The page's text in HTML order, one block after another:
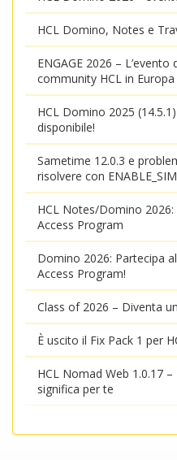
HCL Domino, Notes e
ENGAGE 2026 –
community HCL in Europa
HCL Domino 2025
disponibile!
Sametime 12.0.3 e
risolvere con
HCL Notes/Domino
Access Program
Domino 2026: Partecipa
Access Program!
Class of 2026 – Diventa
È uscito il Fix Pack 1 per
HCL Nomad Web 1.0.17
significa per te